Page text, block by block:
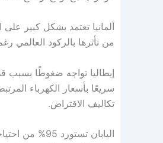
ألمانيا تعتمد بشكل كبير
من تأثرها بالركود العالمي
إيطاليا تواجه ضغوطًا بسبب
سريعًا بأسعار الكهرباء
تكاليف الاقتراض.
اليابان تستورد 95% من احتياجاتها النفطية من